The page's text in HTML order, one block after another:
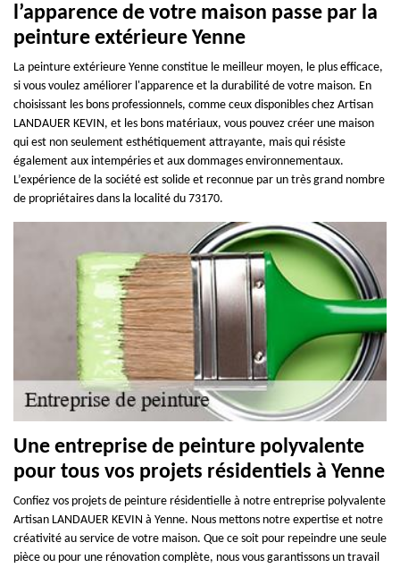
l’apparence de votre maison passe par la
peinture extérieure Yenne
La peinture extérieure Yenne constitue le meilleur moyen, le plus efficace,
si vous voulez améliorer l'apparence et la durabilité de votre maison. En
choisissant les bons professionnels, comme ceux disponibles chez Artisan
LANDAUER KEVIN, et les bons matériaux, vous pouvez créer une maison
qui est non seulement esthétiquement attrayante, mais qui résiste
également aux intempéries et aux dommages environnementaux.
L’expérience de la société est solide et reconnue par un très grand nombre
de propriétaires dans la localité du 73170.
Une entreprise de peinture polyvalente
pour tous vos projets résidentiels à Yenne
Confiez vos projets de peinture résidentielle à notre entreprise polyvalente
Artisan LANDAUER KEVIN à Yenne. Nous mettons notre expertise et notre
créativité au service de votre maison. Que ce soit pour repeindre une seule
pièce ou pour une rénovation complète, nous vous garantissons un travail